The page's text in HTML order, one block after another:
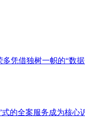
凭借独树一帜的“数
的全案服务成为核